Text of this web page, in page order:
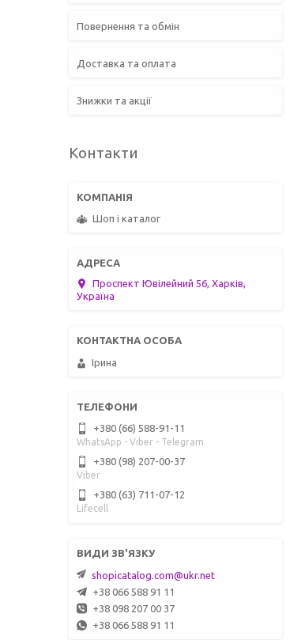
Повернення та обмін
Доставка та оплата
Знижки та акції
Контакти
Шоп і каталог
Проспект Ювілейний 56, Харків,
Україна
Ірина
+380 (66) 588-91-11
WhatsApp - Viber - Telegram
+380 (98) 207-00-37
Viber
+380 (63) 711-07-12
Lifecell
shopicatalog.com@ukr.net
+38 066 588 91 11
+38 098 207 00 37
+38 066 588 91 11